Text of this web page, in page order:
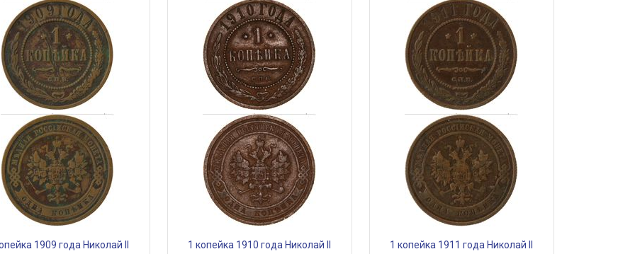
1909 года Николай II
1 копейка 1910 года Николай II
1 копейка 1911 года Николай II